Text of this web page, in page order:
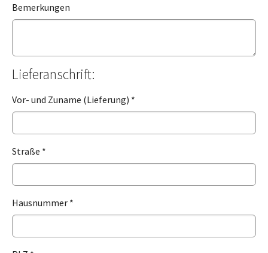
Bemerkungen
Lieferanschrift:
Vor- und Zuname (Lieferung) *
Straße *
Hausnummer *